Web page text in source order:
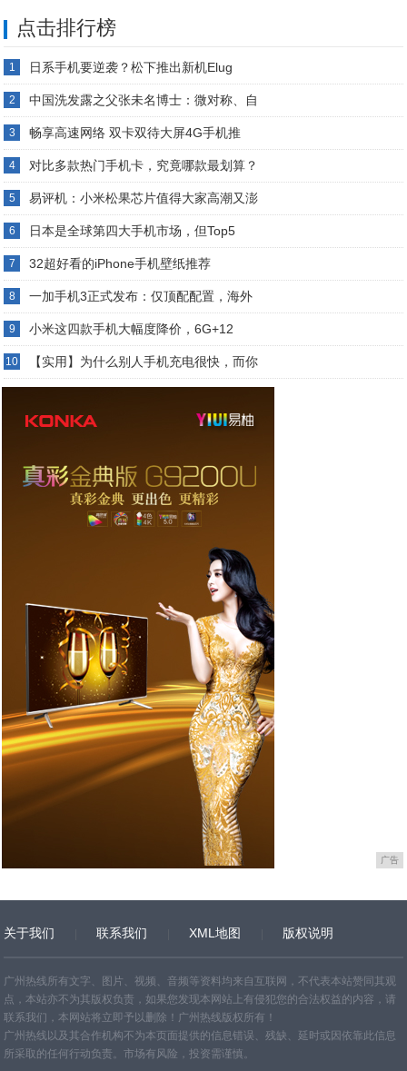
点击排行榜
1 日系手机要逆袭？松下推出新机Elug
2 中国洗发露之父张未名博士：微对称、自
3 畅享高速网络 双卡双待大屏4G手机推
4 对比多款热门手机卡，究竟哪款最划算？
5 易评机：小米松果芯片值得大家高潮又澎
6 日本是全球第四大手机市场，但Top5
7 32超好看的iPhone手机壁纸推荐
8 一加手机3正式发布：仅顶配配置，海外
9 小米这四款手机大幅度降价，6G+12
10 【实用】为什么别人手机充电很快，而你
广告
关于我们 联系我们 XML地图 版权说明
网站地图 TXT
广州热线所有文字、图片、视频、音频等资料均来自互联网，不代表本站赞同其观
点，本站亦不为其版权负责，如果您发现本网站上有侵犯您的合法权益的内容，请
联系我们，本网站将立即予以删除！广州热线版权所有！
广州热线以及其合作机构不为本页面提供的信息错误、残缺、延时或因依靠此信息
所采取的任何行动负责。市场有风险，投资需谨慎。